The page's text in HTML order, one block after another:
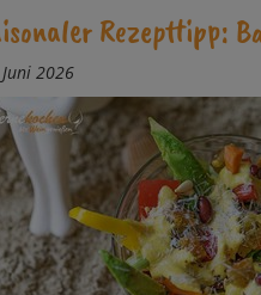
Rezepttipp:
2026